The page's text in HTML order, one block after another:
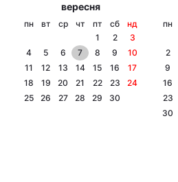
вересня
пн вт ср чт пт сб
нд
1
2
3
4
5 6 7 8 9
10
11
12 13 14 15 16
17
18
19 20 21 22 23
24
25
26 27 28 29 30
пн
2
9
16
23
30